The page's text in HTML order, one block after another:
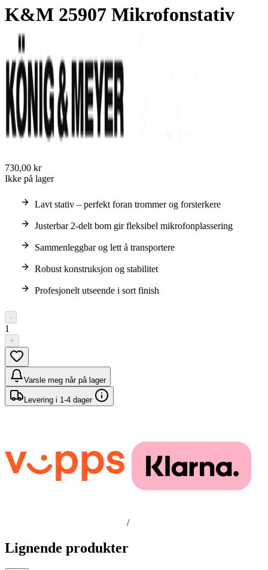
K&M 25907 Mikrofonstativ
730,00 kr
Ikke på lager
Lavt stativ – perfekt foran trommer og forsterkere
Justerbar 2-delt bom gir fleksibel mikrofonplassering
Sammenleggbar og lett å transportere
Robust konstruksjon og stabilitet
Profesjonelt utseende i sort finish
-
1
+
Varsle meg når på lager
Levering i 1-4 dager
/
Lignende produkter